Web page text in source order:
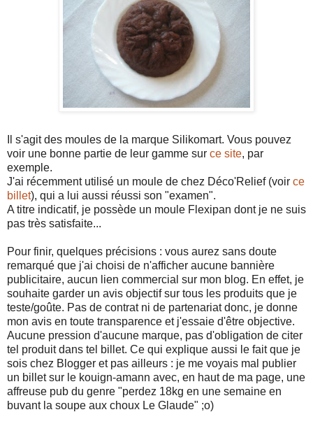
Il s'agit des moules de la marque Silikomart. Vous pouvez
voir une bonne partie de leur gamme sur ce site, par
exemple.
J'ai récemment utilisé un moule de chez Déco'Relief (voir ce
billet), qui a lui aussi réussi son "examen".
A titre indicatif, je possède un moule Flexipan dont je ne suis
pas très satisfaite...
Pour finir, quelques précisions : vous aurez sans doute
remarqué que j'ai choisi de n'afficher aucune bannière
publicitaire, aucun lien commercial sur mon blog. En effet, je
souhaite garder un avis objectif sur tous les produits que je
teste/goûte. Pas de contrat ni de partenariat donc, je donne
mon avis en toute transparence et j'essaie d'être objective.
Aucune pression d'aucune marque, pas d'obligation de citer
tel produit dans tel billet. Ce qui explique aussi le fait que je
sois chez Blogger et pas ailleurs : je me voyais mal publier
un billet sur le kouign-amann avec, en haut de ma page, une
affreuse pub du genre "perdez 18kg en une semaine en
buvant la soupe aux choux Le Glaude" ;o)